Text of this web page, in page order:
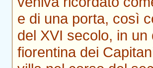
e di una porta, così
del XVI secolo, in
fiorentina dei